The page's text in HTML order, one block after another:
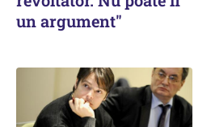
un argument"